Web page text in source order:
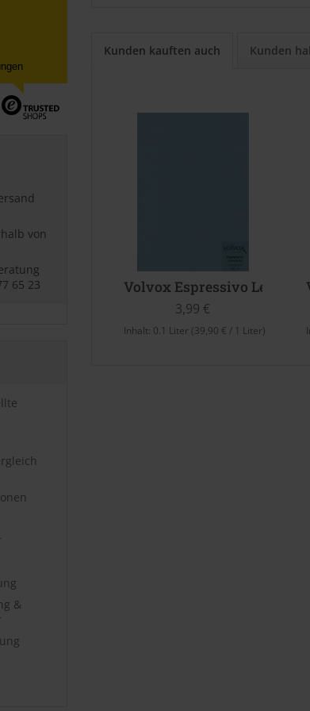
von
65 23
&
Kunden kauften auch Kunden
Volvox Espressivo
3,99 €
Inhalt: 0.1 Liter (39,90 € / 1 Liter)